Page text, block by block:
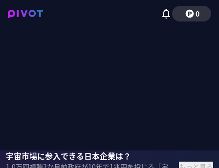
0
宇宙市場に参入できる日本企業は？
中村友弥野嶋紗己子